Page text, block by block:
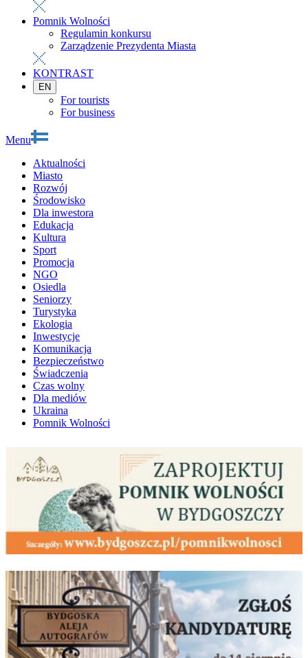
Pomnik Wolności
Regulamin konkursu
Zarządzenie Prezydenta Miasta
KONTRAST
EN
For tourists
For business
Menu
Aktualności
Miasto
Rozwój
Środowisko
Dla inwestora
Edukacja
Kultura
Sport
Promocja
NGO
Osiedla
Seniorzy
Turystyka
Ekologia
Inwestycje
Komunikacja
Bezpieczeństwo
Świadczenia
Czas wolny
Dla mediów
Ukraina
Pomnik Wolności